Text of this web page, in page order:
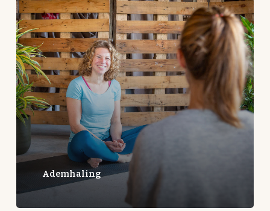
Ademhaling